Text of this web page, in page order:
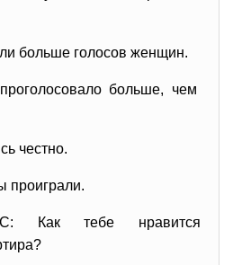
больше голосов женщин.
больше, чем
честно.
Как тебе нравится